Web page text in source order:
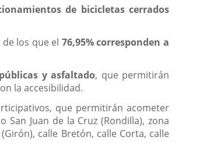
de bicicletas cerrados
de los que el 76,95% corresponden a
y asfaltado, que permitirán
la accesibilidad.
que permitirán acometer
Juan de la Cruz (Rondilla), zona
calle Bretón, calle Corta, calle